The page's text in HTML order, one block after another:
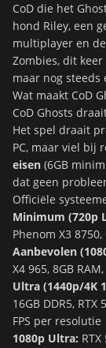
CoD die het
hond Riley, een
multiplayer en de
Zombies, dit
maar nog steeds
Wat maakt CoD
CoD Ghosts
Het spel draait
PC, maar viel bij
eisen (6GB
dat geen
Officiële
Minimum (720p
Phenom X3 8750,
Aanbevolen
X4 965, 8GB
Ultra (1440p/4K
16GB DDR5,
FPS per resolutie
1080p Ultra: